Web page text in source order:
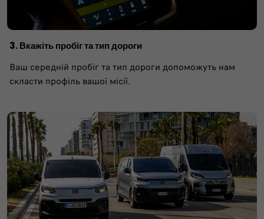
3. Вкажіть пробіг та тип дороги
Ваш середній пробіг та тип дороги допоможуть нам
скласти профіль вашої місії.